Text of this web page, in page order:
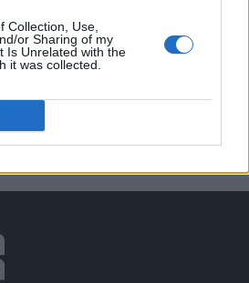
Collection, Use,
or Sharing of my
Is Unrelated with the
it was collected.
Gallerie d’Italia aperta e gratis